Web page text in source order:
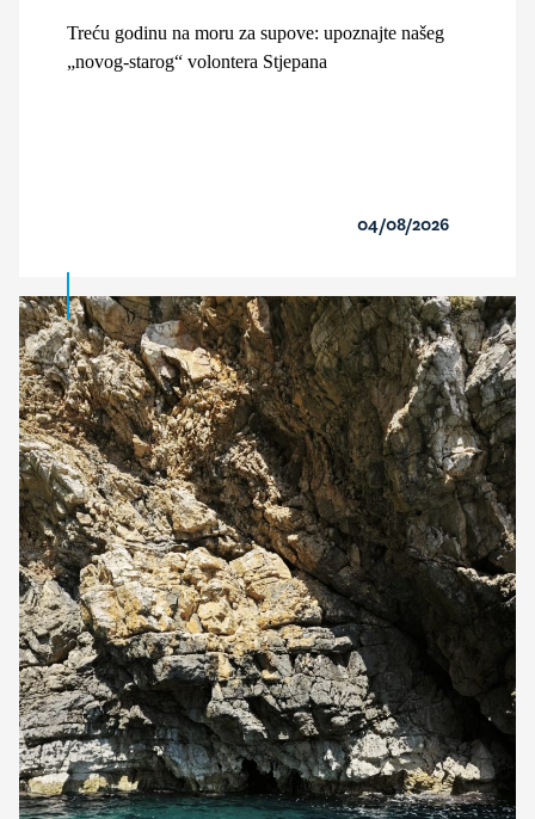
Treću godinu na moru za supove: upoznajte našeg
„novog-starog“ volontera Stjepana
04/08/2026